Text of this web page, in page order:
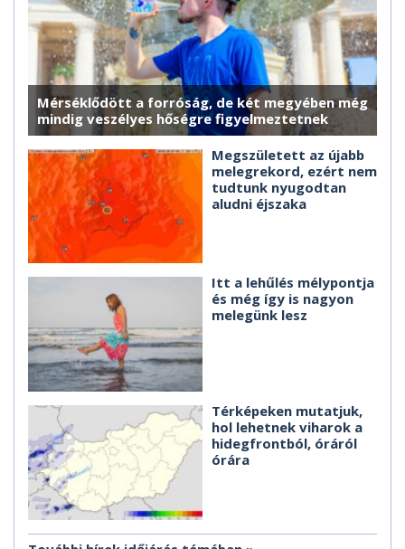
Mérséklődött a forróság, de két megyében még
mindig veszélyes hőségre figyelmeztetnek
Megszületett az újabb
melegrekord, ezért nem
tudtunk nyugodtan
aludni éjszaka
Itt a lehűlés mélypontja
és még így is nagyon
melegünk lesz
Térképeken mutatjuk,
hol lehetnek viharok a
hidegfrontból, óráról
órára